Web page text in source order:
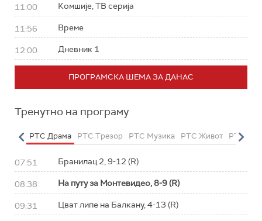
11:00 Комшије, ТВ серија
11:56 Време
12:00 Дневник 1
ПРОГРАМСКА ШЕМА ЗА ДАНАС
Тренутно на програму
РТС Драма РТС Трезор РТС Музика РТС Живот РТС
07:51 Бранилац 2, 9-12 (R)
08:38 На путу за Монтевидео, 8-9 (R)
09:31 Цват липе на Балкану, 4-13 (R)